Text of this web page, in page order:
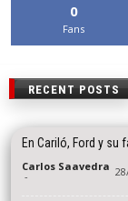
0
Fans
RECENT POSTS
En Cariló, Ford y su
Carlos Saavedra
-